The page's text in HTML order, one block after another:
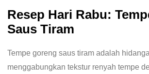
Resep Hari Rabu:
Saus Tiram
Tempe goreng saus tiram adalah
menggabungkan tekstur renyah tempe